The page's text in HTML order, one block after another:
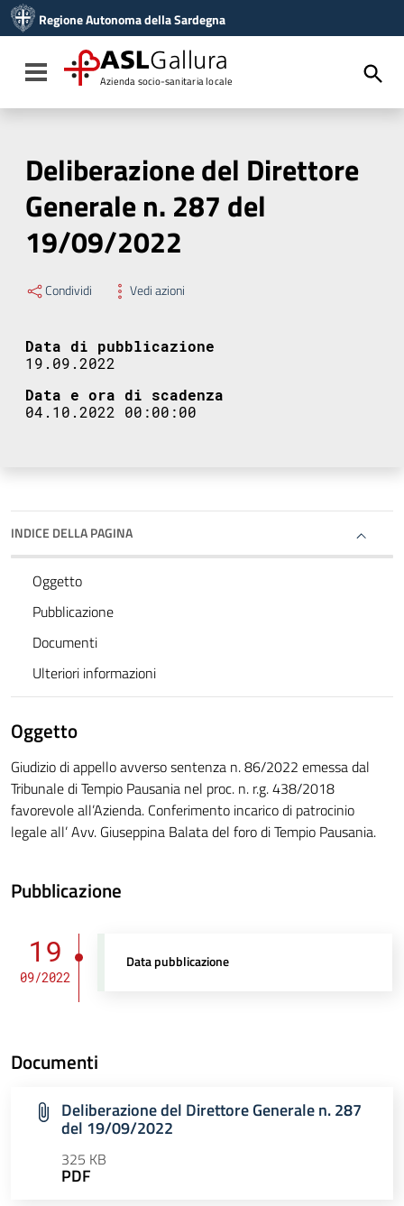
Vai al menu di navigazione
Vai al footer
Regione Autonoma della Sardegna
Toggle navigation
ASLGallura
Azienda socio-sanitaria locale
Deliberazione del Direttore
Generale n. 287 del
19/09/2022
Condividi Vedi azioni
Data di pubblicazione
19.09.2022
Data e ora di scadenza
04.10.2022 00:00:00
INDICE DELLA PAGINA
Oggetto
Pubblicazione
Documenti
Ulteriori informazioni
Oggetto
Giudizio di appello avverso sentenza n. 86/2022 emessa dal
Tribunale di Tempio Pausania nel proc. n. r.g. 438/2018
favorevole all’Azienda. Conferimento incarico di patrocinio
legale all’ Avv. Giuseppina Balata del foro di Tempio Pausania.
Pubblicazione
19
09/2022
Data pubblicazione
Documenti
Deliberazione del Direttore Generale n. 287
del 19/09/2022
325 KB
PDF